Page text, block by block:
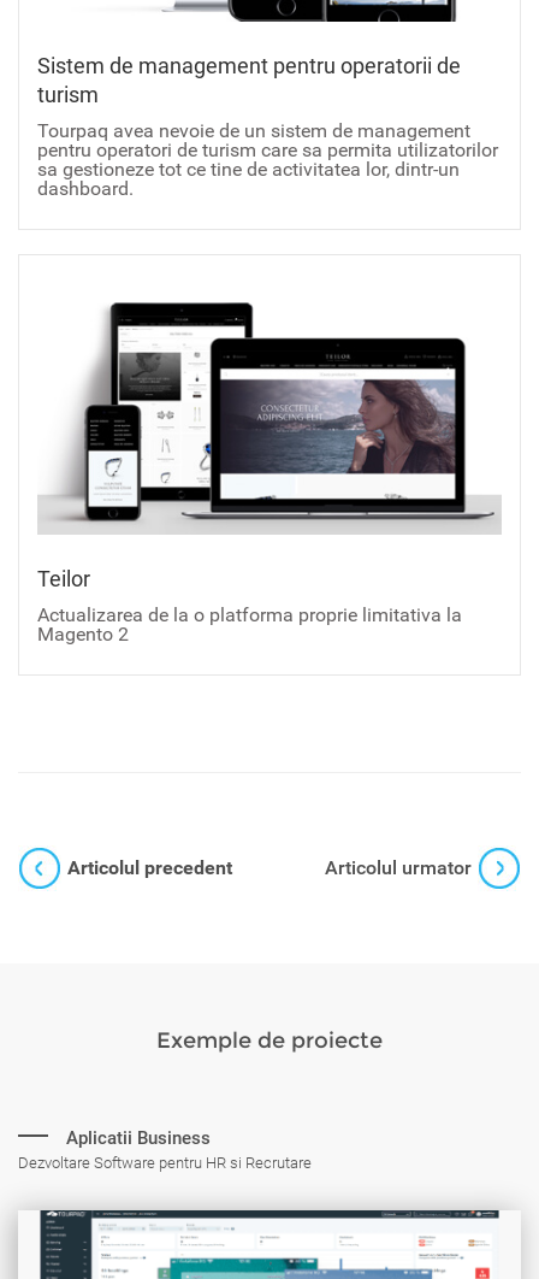
Sistem de management pentru operatorii de
turism
Tourpaq avea nevoie de un sistem de management
pentru operatori de turism care sa permita utilizatorilor
sa gestioneze tot ce tine de activitatea lor, dintr-un
dashboard.
Teilor
Actualizarea de la o platforma proprie limitativa la
Magento 2
Articolul precedent Articolul urmator
Exemple de proiecte
Aplicatii Business
Dezvoltare Software pentru HR si Recrutare